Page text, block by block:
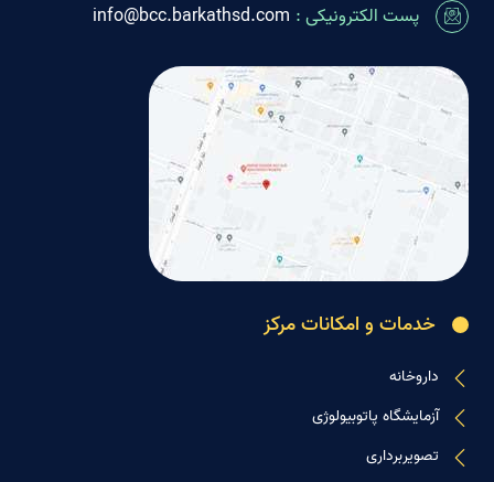
پست الکترونیکی : info@bcc.barkathsd.com
خدمات و امکانات مرکز
داروخانه
آزمایشگاه پاتوبیولوژی
تصویربرداری